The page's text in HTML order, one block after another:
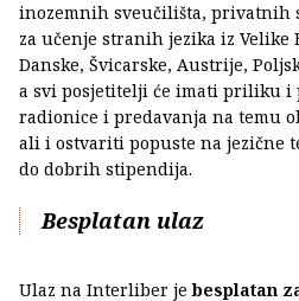
inozemnih sveučilišta, privatnih
za učenje stranih jezika iz Velike
Danske, Švicarske, Austrije,
a svi posjetitelji će imati priliku i
radionice i predavanja na temu
ali i ostvariti popuste na jezične
do dobrih stipendija.
Besplatan ulaz
Ulaz na Interliber jebesplatan